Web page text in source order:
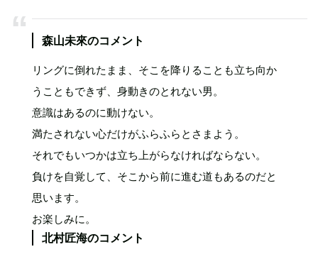
森山未來のコメント
リングに倒れたまま、そこを降りることも立ち向か
うこともできず、身動きのとれない男。
意識はあるのに動けない。
満たされない心だけがふらふらとさまよう。
それでもいつかは立ち上がらなければならない。
負けを自覚して、そこから前に進む道もあるのだと
思います。
お楽しみに。
北村匠海のコメント